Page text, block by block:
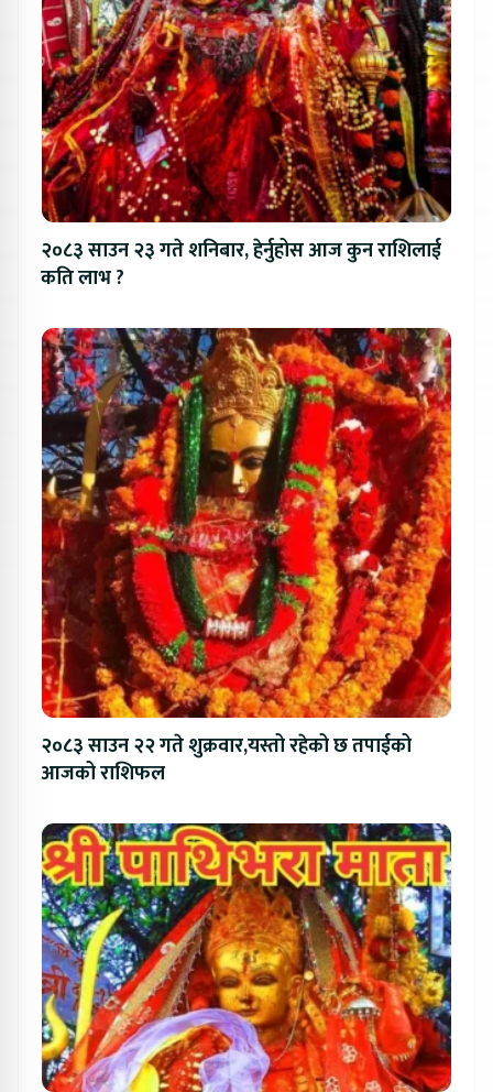
२०८३ साउन २३ गते शनिबार, हेर्नुहोस आज कुन राशिलाई
कति लाभ ?
२०८३ साउन २२ गते शुक्रवार,यस्तो रहेको छ तपाईको
आजको राशिफल